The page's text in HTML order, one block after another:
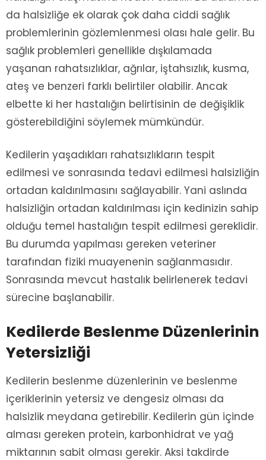
da halsizliğe ek olarak çok daha ciddi sağlık
problemlerinin gözlemlenmesi olası hale gelir. Bu
sağlık problemleri genellikle dışkılamada
yaşanan rahatsızlıklar, ağrılar, iştahsızlık, kusma,
ateş ve benzeri farklı belirtiler olabilir. Ancak
elbette ki her hastalığın belirtisinin de değişiklik
gösterebildiğini söylemek mümkündür.
Kedilerin yaşadıkları rahatsızlıkların tespit
edilmesi ve sonrasında tedavi edilmesi halsizliğin
ortadan kaldırılmasını sağlayabilir. Yani aslında
halsizliğin ortadan kaldırılması için kedinizin sahip
olduğu temel hastalığın tespit edilmesi gereklidir.
Bu durumda yapılması gereken veteriner
tarafından fiziki muayenenin sağlanmasıdır.
Sonrasında mevcut hastalık belirlenerek tedavi
sürecine başlanabilir.
Kedilerde Beslenme Düzenlerinin
Yetersizliği
Kedilerin beslenme düzenlerinin ve beslenme
içeriklerinin yetersiz ve dengesiz olması da
halsizlik meydana getirebilir. Kedilerin gün içinde
alması gereken protein, karbonhidrat ve yağ
miktarının sabit olması gerekir. Aksi takdirde